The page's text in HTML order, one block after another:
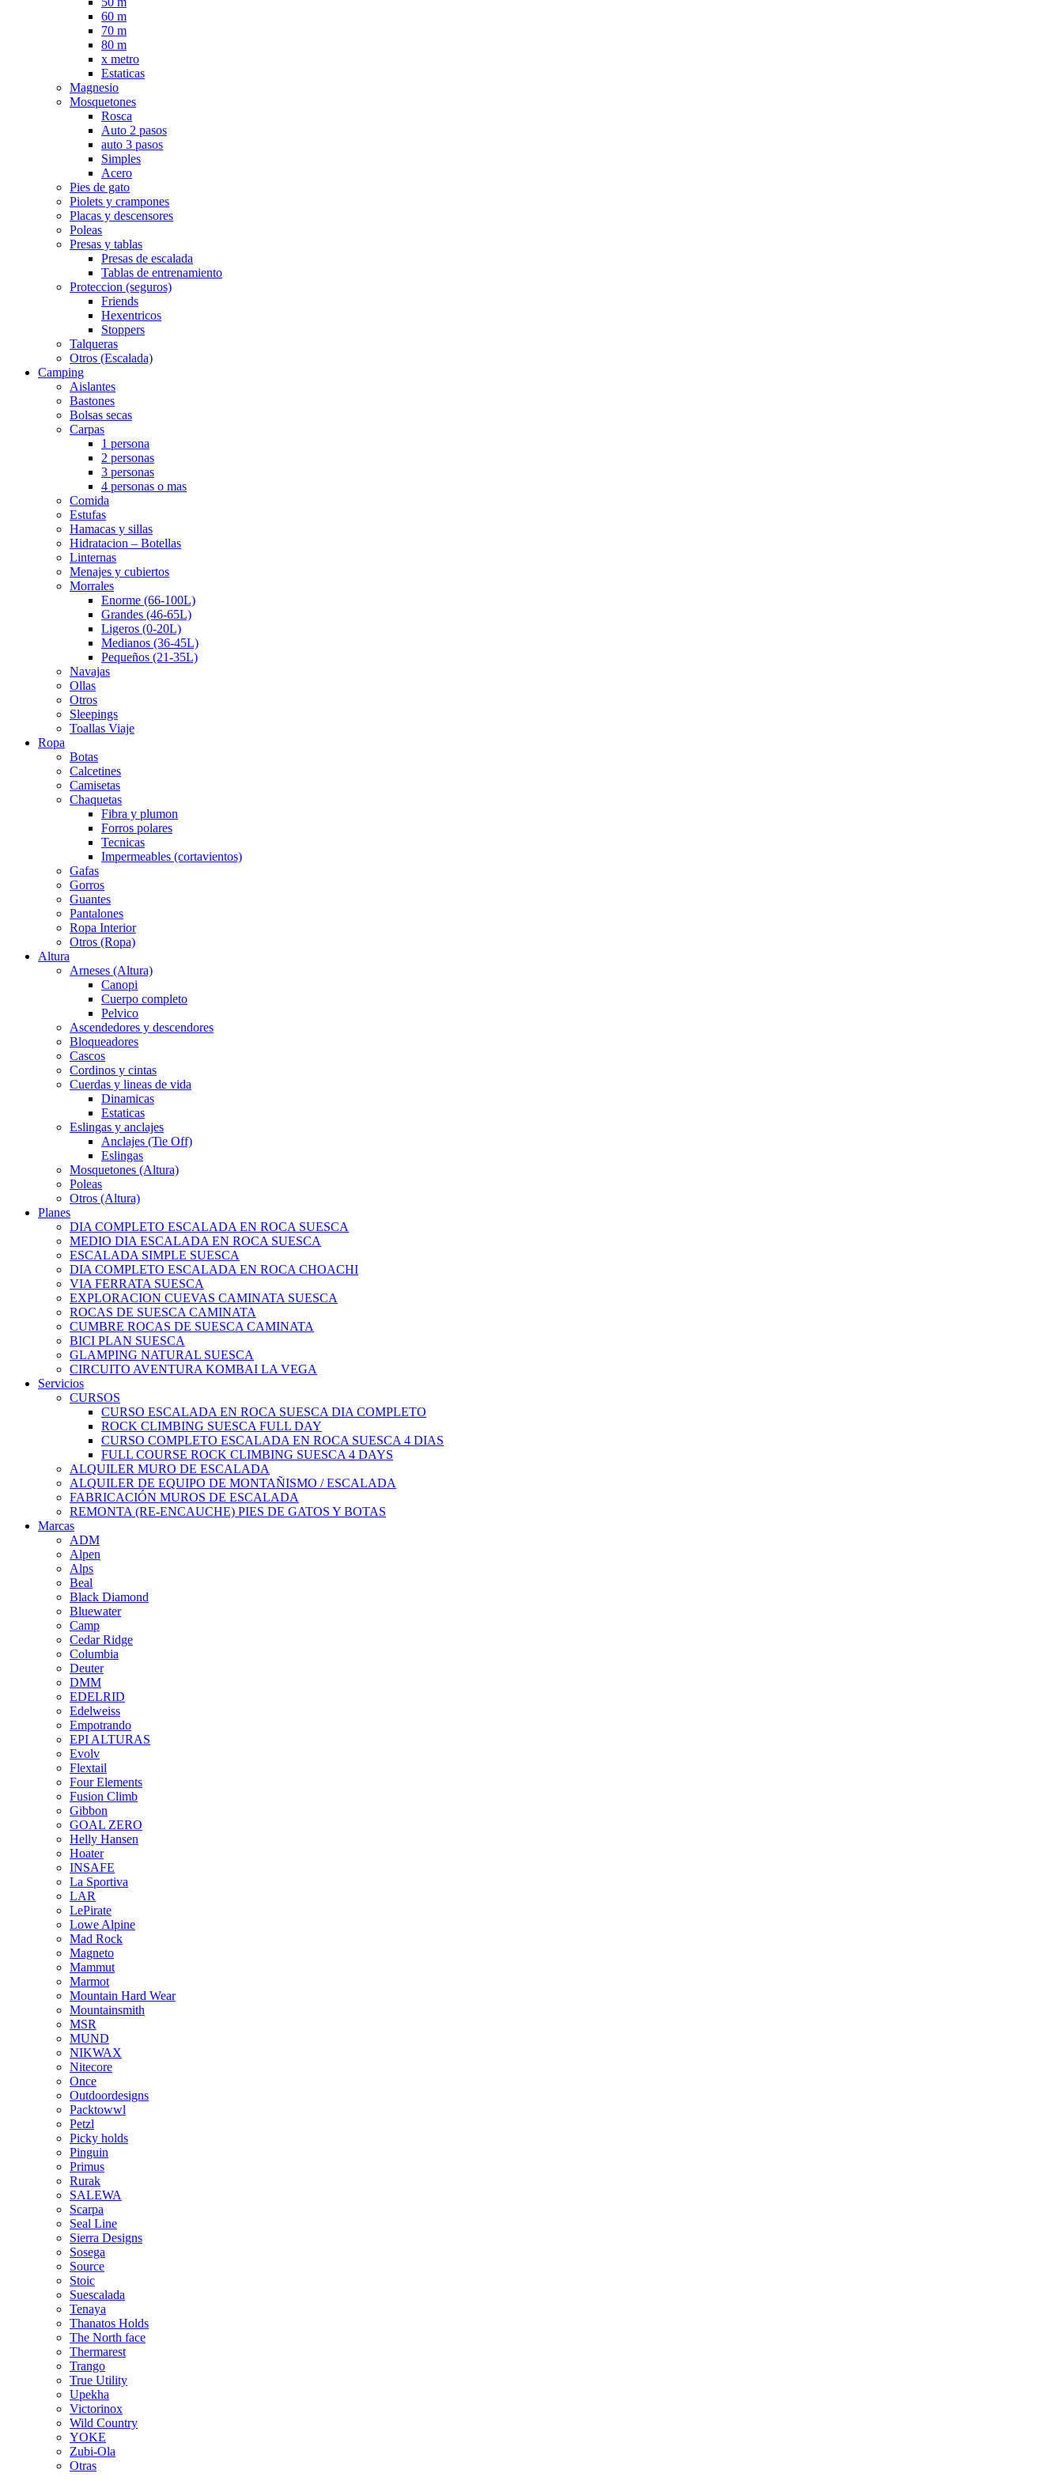
60 m
70 m
80 m
x metro
Estaticas
Magnesio
Mosquetones
Rosca
Auto 2 pasos
auto 3 pasos
Simples
Acero
Pies de gato
Piolets y crampones
Placas y descensores
Poleas
Presas y tablas
Presas de escalada
Tablas de entrenamiento
Proteccion (seguros)
Friends
Hexentricos
Stoppers
Talqueras
Otros (Escalada)
Camping
Aislantes
Bastones
Bolsas secas
Carpas
1 persona
2 personas
3 personas
4 personas o mas
Comida
Estufas
Hamacas y sillas
Hidratacion – Botellas
Linternas
Menajes y cubiertos
Morrales
Enorme (66-100L)
Grandes (46-65L)
Ligeros (0-20L)
Medianos (36-45L)
Pequeños (21-35L)
Navajas
Ollas
Otros
Sleepings
Toallas Viaje
Ropa
Botas
Calcetines
Camisetas
Chaquetas
Fibra y plumon
Forros polares
Tecnicas
Impermeables (cortavientos)
Gafas
Gorros
Guantes
Pantalones
Ropa Interior
Otros (Ropa)
Altura
Arneses (Altura)
Canopi
Cuerpo completo
Pelvico
Ascendedores y descendores
Bloqueadores
Cascos
Cordinos y cintas
Cuerdas y lineas de vida
Dinamicas
Estaticas
Eslingas y anclajes
Anclajes (Tie Off)
Eslingas
Mosquetones (Altura)
Poleas
Otros (Altura)
Planes
DIA COMPLETO ESCALADA EN ROCA SUESCA
MEDIO DIA ESCALADA EN ROCA SUESCA
ESCALADA SIMPLE SUESCA
DIA COMPLETO ESCALADA EN ROCA CHOACHI
VIA FERRATA SUESCA
EXPLORACION CUEVAS CAMINATA SUESCA
ROCAS DE SUESCA CAMINATA
CUMBRE ROCAS DE SUESCA CAMINATA
BICI PLAN SUESCA
GLAMPING NATURAL SUESCA
CIRCUITO AVENTURA KOMBAI LA VEGA
Servicios
CURSOS
CURSO ESCALADA EN ROCA SUESCA DIA COMPLETO
ROCK CLIMBING SUESCA FULL DAY
CURSO COMPLETO ESCALADA EN ROCA SUESCA 4 DIAS
FULL COURSE ROCK CLIMBING SUESCA 4 DAYS
ALQUILER MURO DE ESCALADA
ALQUILER DE EQUIPO DE MONTAÑISMO / ESCALADA
FABRICACIÓN MUROS DE ESCALADA
REMONTA (RE-ENCAUCHE) PIES DE GATOS Y BOTAS
Marcas
ADM
Alpen
Alps
Beal
Black Diamond
Bluewater
Camp
Cedar Ridge
Columbia
Deuter
DMM
EDELRID
Edelweiss
Empotrando
EPI ALTURAS
Evolv
Flextail
Four Elements
Fusion Climb
Gibbon
GOAL ZERO
Helly Hansen
Hoater
INSAFE
La Sportiva
LAR
LePirate
Lowe Alpine
Mad Rock
Magneto
Mammut
Marmot
Mountain Hard Wear
Mountainsmith
MSR
MUND
NIKWAX
Nitecore
Once
Outdoordesigns
Packtowwl
Petzl
Picky holds
Pinguin
Primus
Rurak
SALEWA
Scarpa
Seal Line
Sierra Designs
Sosega
Source
Stoic
Suescalada
Tenaya
Thanatos Holds
The North face
Thermarest
Trango
True Utility
Upekha
Victorinox
Wild Country
YOKE
Zubi-Ola
Otras